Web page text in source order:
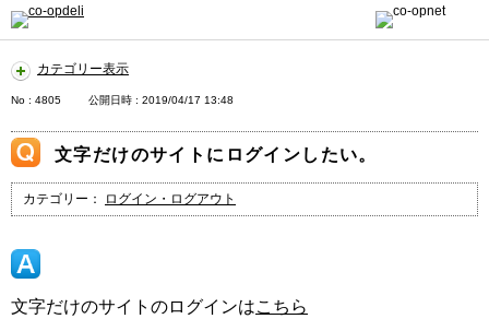
カテゴリー表示
No : 4805 公開日時 : 2019/04/17 13:48
文字だけのサイトにログインしたい。
カテゴリー： ログイン・ログアウト
文字だけのサイトのログインはこちら